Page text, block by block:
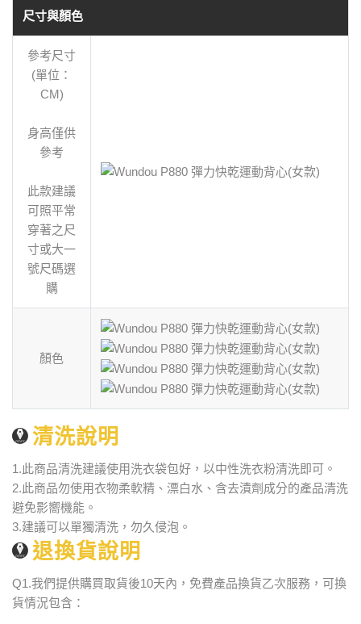
尺寸與顏色
參考尺寸
(單位：
CM)
身高僅供
參考
此款建議
可照平常
穿著之尺
寸或大一
號尺碼選
購
顏色
清洗說明
1.此商品清洗建議使用洗衣袋包好，以中性洗衣粉清洗即可。
2.此商品勿使用衣物柔軟精、漂白水、含去漬劑成分的產品清洗
避免影嚮機能。
3.建議可以單獨清洗，勿久侵泡。
退換貨說明
Q1.我們提供購買取貨後10天內，免費產品換貨乙次服務，可換
貨情況包含：